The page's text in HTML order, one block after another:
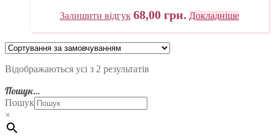
Залишити відгук 68,00 грн. Докладніше
Відображаються усі з 2 результатів
Пошук…
Пошук
×